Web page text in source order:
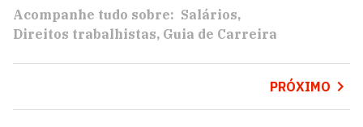
Acompanhe tudo sobre: Salários
Direitos trabalhistas Guia de Carreira
PRÓXIMO